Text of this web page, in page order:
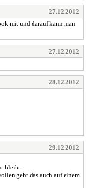
27.12.2012
mit und darauf kann man
27.12.2012
28.12.2012
29.12.2012
bleibt.
geht das auch auf einem